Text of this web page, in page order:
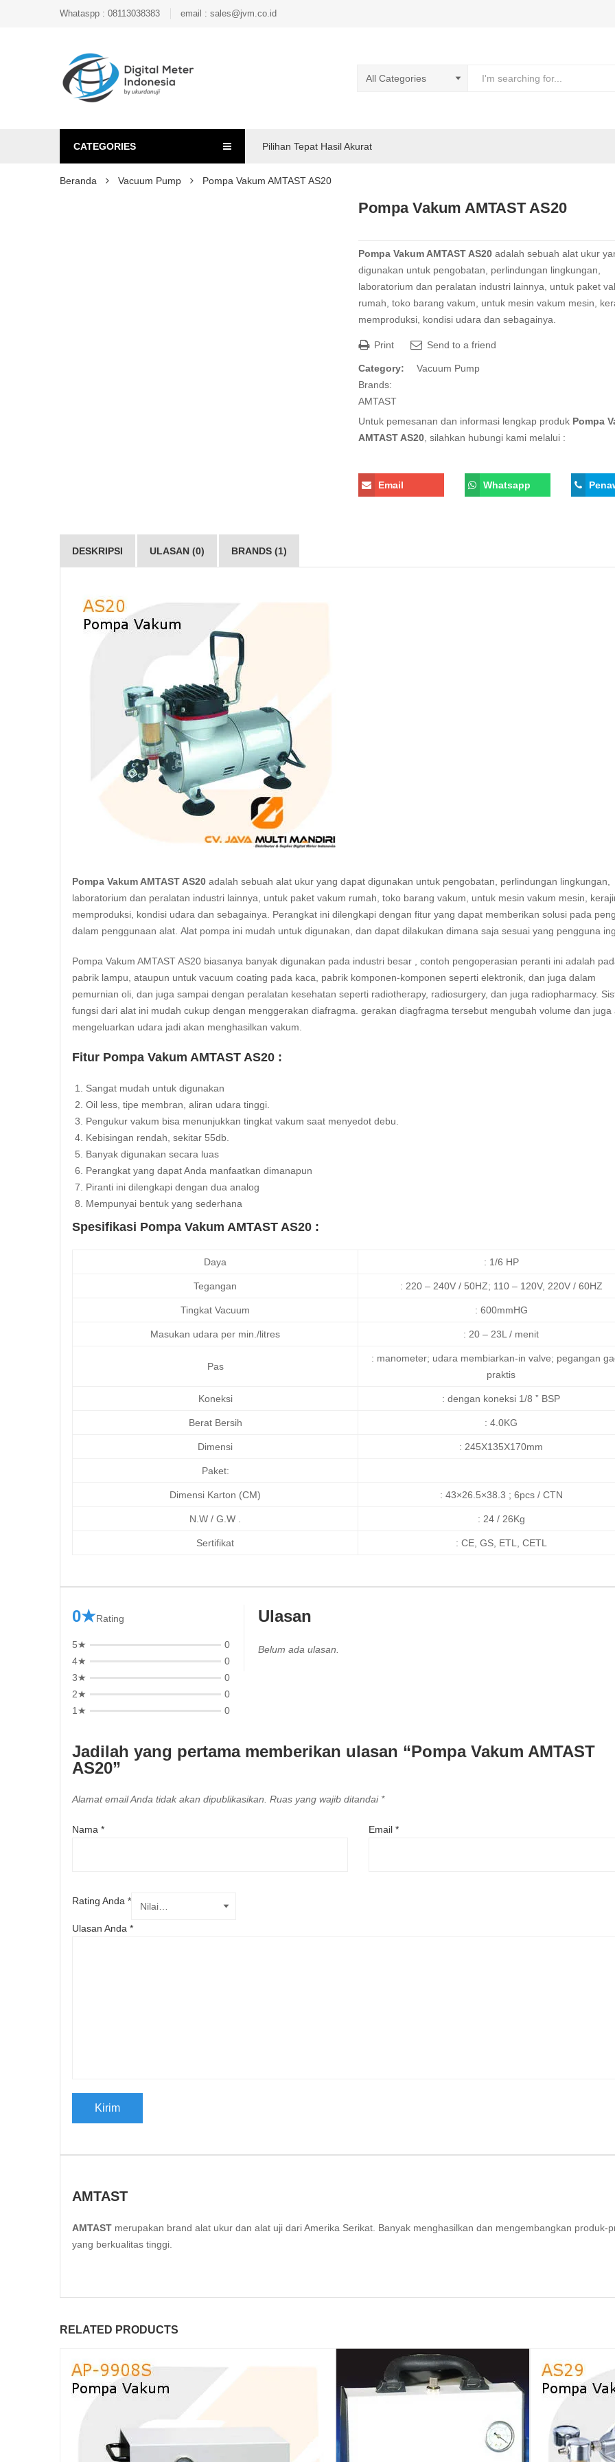
Whataspp : 08113038383 email : sales@jvm.co.id
CATEGORIES Pilihan Tepat Hasil Akurat
Beranda Vacuum Pump Pompa Vakum AMTAST AS20
Pompa Vakum AMTAST AS20
Pompa Vakum AMTAST AS20 adalah sebuah alat ukur
digunakan untuk pengobatan, perlindungan lingkungan,
laboratorium dan peralatan industri lainnya, untuk paket
rumah, toko barang vakum, untuk mesin vakum mesin,
memproduksi, kondisi udara dan sebagainya.
Print Send to a friend
Category:
Vacuum Pump
Brands:
AMTAST
Untuk pemesanan dan informasi lengkap produk Pompa
AMTAST AS20 , silahkan hubungi kami melalui :
Email Whatsapp
DESKRIPSI ULASAN (0) BRANDS (1)
Pompa Vakum AMTAST AS20 adalah sebuah alat ukur yang dapat digunakan untuk pengobatan, perlindungan lingkungan,
laboratorium dan peralatan industri lainnya, untuk paket vakum rumah, toko barang vakum, untuk mesin vakum mesin,
memproduksi, kondisi udara dan sebagainya. Perangkat ini dilengkapi dengan fitur yang dapat memberikan solusi pada
dalam penggunaan alat. Alat pompa ini mudah untuk digunakan, dan dapat dilakukan dimana saja sesuai yang pengguna
Pompa Vakum AMTAST AS20 biasanya banyak digunakan pada industri besar , contoh pengoperasian peranti ini adalah
pabrik lampu, ataupun untuk vacuum coating pada kaca, pabrik komponen-komponen seperti elektronik, dan juga dalam
pemurnian oli, dan juga sampai dengan peralatan kesehatan seperti radiotherapy, radiosurgery, dan juga radiopharmacy.
fungsi dari alat ini mudah cukup dengan menggerakan diafragma. gerakan diagfragma tersebut mengubah volume dan juga
mengeluarkan udara jadi akan menghasilkan vakum.
Fitur Pompa Vakum AMTAST AS20 :
Sangat mudah untuk digunakan
Oil less, tipe membran, aliran udara tinggi.
Pengukur vakum bisa menunjukkan tingkat vakum saat menyedot debu.
Kebisingan rendah, sekitar 55db.
Banyak digunakan secara luas
Perangkat yang dapat Anda manfaatkan dimanapun
Piranti ini dilengkapi dengan dua analog
Mempunyai bentuk yang sederhana
Spesifikasi Pompa Vakum AMTAST AS20 :
Daya : 1/6 HP
Tegangan : 220 – 240V / 50HZ; 110 – 120V, 220V / 60HZ
Tingkat Vacuum : 600mmHG
Masukan udara per min./litres : 20 – 23L / menit
Pas
: manometer; udara membiarkan-in valve; pegangan
praktis
Koneksi : dengan koneksi 1/8 ” BSP
Berat Bersih : 4.0KG
Dimensi : 245X135X170mm
Paket:
Dimensi Karton (CM) : 43×26.5×38.3 ; 6pcs / CTN
N.W / G.W . : 24 / 26Kg
Sertifikat : CE, GS, ETL, CETL
0★Rating
5★
0
4★
0
3★
0
2★
0
1★
0
Ulasan
Belum ada ulasan.
Jadilah yang pertama memberikan ulasan “Pompa Vakum AMTAST
AS20”
Alamat email Anda tidak akan dipublikasikan. Ruas yang wajib ditandai *
Nama * Email *
Rating Anda *
Ulasan Anda *
AMTAST
AMTAST merupakan brand alat ukur dan alat uji dari Amerika Serikat. Banyak menghasilkan dan mengembangkan produk-
yang berkualitas tinggi.
RELATED PRODUCTS